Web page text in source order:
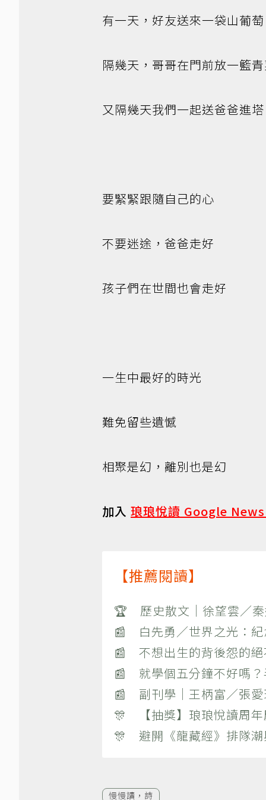
有一天，好友送來一袋山葡萄
隔幾天，哥哥在門前放一籃
又隔幾天我們一起送爸爸進塔
要緊緊跟隨自己的心
不要迷途，爸爸走好
孩子們在世間也會走好
一生中最好的時光
難免留些遺憾
相聚是幻，離別也是幻
加入 琅琅悅讀 Google
【推薦閱讀】
🏆 歷史散文｜徐望雲／秦
📰 白先勇／世界之光：紀
📰 不想出生的背後怨的絕
📰 就學個五分鐘不好嗎？
📰 副刊學｜王柄富／張愛
🎊 【抽獎】琅琅悅讀周年
🎊 避開《龍藏經》排隊潮
慢慢讀，詩